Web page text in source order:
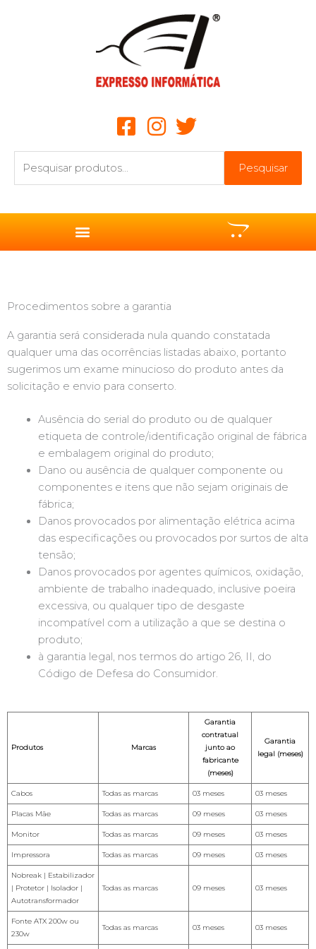
por:
Pesquisar
Procedimentos sobre a garantia
A garantia será considerada nula quando constatada
qualquer uma das ocorrências listadas abaixo, portanto
sugerimos um exame minucioso do produto antes da
solicitação e envio para conserto.
Ausência do serial do produto ou de qualquer
etiqueta de controle/identificação original de fábrica
e embalagem original do produto;
Dano ou ausência de qualquer componente ou
componentes e itens que não sejam originais de
fábrica;
Danos provocados por alimentação elétrica acima
das especificações ou provocados por surtos de alta
tensão;
Danos provocados por agentes químicos, oxidação,
ambiente de trabalho inadequado, inclusive poeira
excessiva, ou qualquer tipo de desgaste
incompatível com a utilização a que se destina o
produto;
à garantia legal, nos termos do artigo 26, II, do
Código de Defesa do Consumidor.
Produtos Marcas
Garantia
contratual
junto ao
fabricante
(meses)
Garantia
legal (meses)
Cabos Todas as marcas 03 meses 03 meses
Placas Mãe Todas as marcas 09 meses 03 meses
Monitor Todas as marcas 09 meses 03 meses
Impressora Todas as marcas 09 meses 03 meses
Nobreak | Estabilizador
| Protetor | Isolador |
Autotransformador
Todas as marcas 09 meses 03 meses
Fonte ATX 200w ou
230w
Todas as marcas 03 meses 03 meses